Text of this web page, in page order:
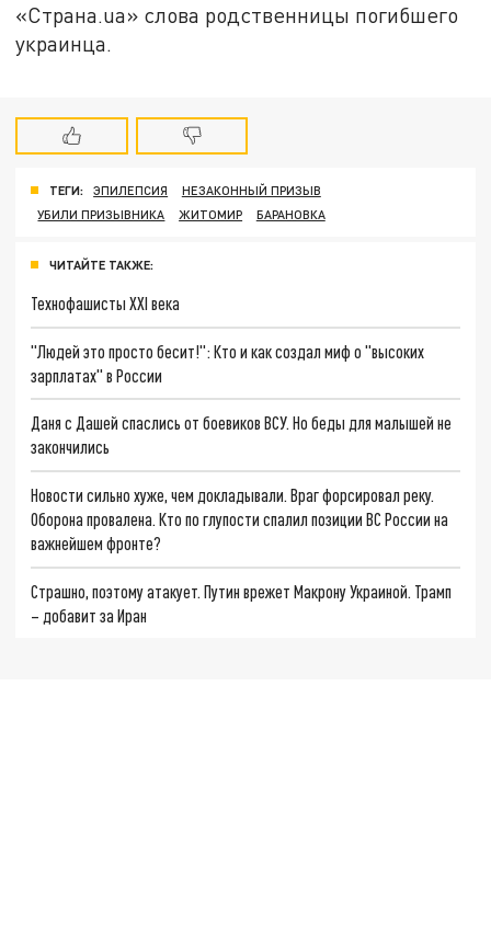
«Страна.ua» слова родственницы погибшего
украинца.
ТЕГИ: ЭПИЛЕПСИЯ
НЕЗАКОННЫЙ ПРИЗЫВ
УБИЛИ ПРИЗЫВНИКА
ЖИТОМИР БАРАНОВКА
ЧИТАЙТЕ ТАКЖЕ:
Технофашисты XXI века
"Людей это просто бесит!": Кто и как создал миф о "высоких
зарплатах" в России
Даня с Дашей спаслись от боевиков ВСУ. Но беды для малышей не
закончились
Новости сильно хуже, чем докладывали. Враг форсировал реку.
Оборона провалена. Кто по глупости спалил позиции ВС России на
важнейшем фронте?
Страшно, поэтому атакует. Путин врежет Макрону Украиной. Трамп
– добавит за Иран